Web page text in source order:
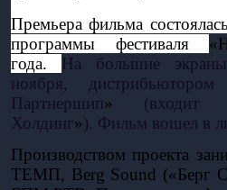
Премьера фильма
программы фестиваля
года. На большие
ноября,
Партнершип»
Холдинг»). Фильм вошел в
Производством проекта
ТЕМП, Berg Sound («Берг